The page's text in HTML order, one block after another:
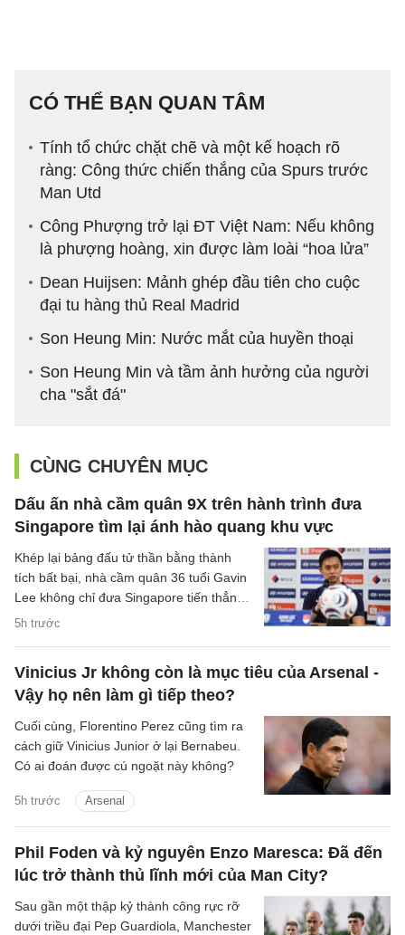
CÓ THỂ BẠN QUAN TÂM
Tính tổ chức chặt chẽ và một kế hoạch rõ
ràng: Công thức chiến thắng của Spurs trước
Man Utd
Công Phượng trở lại ĐT Việt Nam: Nếu không
là phượng hoàng, xin được làm loài “hoa lửa”
Dean Huijsen: Mảnh ghép đầu tiên cho cuộc
đại tu hàng thủ Real Madrid
Son Heung Min: Nước mắt của huyền thoại
Son Heung Min và tầm ảnh hưởng của người
cha "sắt đá"
CÙNG CHUYÊN MỤC
Dấu ấn nhà cầm quân 9X trên hành trình đưa
Singapore tìm lại ánh hào quang khu vực
5h trước
Khép lại bảng đấu tử thần bằng thành
tích bất bại, nhà cầm quân 36 tuổi Gavin
Lee không chỉ đưa Singapore tiến thẳng
vào bán kết ASEAN Cup 2026, mà còn
nhất khu vực.
Vinicius Jr không còn là mục tiêu của Arsenal -
Vậy họ nên làm gì tiếp theo?
5h trước Arsenal
Cuối cùng, Florentino Perez cũng tìm ra
cách giữ Vinicius Junior ở lại Bernabeu.
Có ai đoán được cú ngoặt này không?
Phil Foden và kỷ nguyên Enzo Maresca: Đã đến
lúc trở thành thủ lĩnh mới của Man City?
Sau gần một thập kỷ thành công rực rỡ
dưới triều đại Pep Guardiola, Manchester